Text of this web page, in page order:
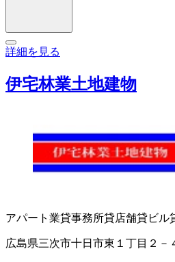
詳細を見る
伊宅林業土地建物
アパート業貸事務所貸店舗貸ビル
広島県三次市十日市東１丁目２－